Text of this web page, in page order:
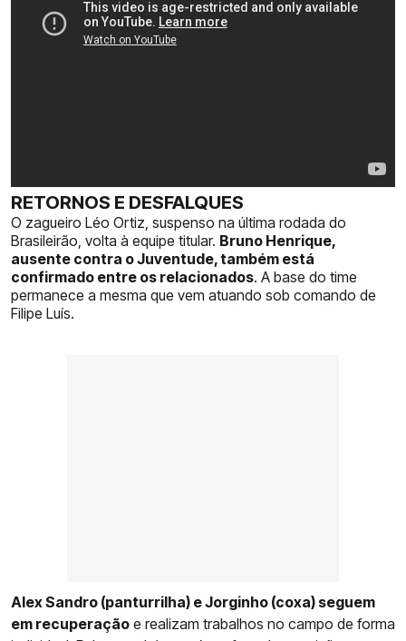
RETORNOS E DESFALQUES
O zagueiro Léo Ortiz, suspenso na última rodada do
Brasileirão, volta à equipe titular. Bruno Henrique,
ausente contra o Juventude, também está
confirmado entre os relacionados. A base do time
permanece a mesma que vem atuando sob comando de
Filipe Luís.
Alex Sandro (panturrilha) e Jorginho (coxa) seguem
em recuperação e realizam trabalhos no campo de forma